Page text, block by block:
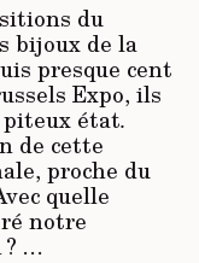
du
bijoux de la
presque cent
Expo, ils
piteux état.
de cette
proche du
quelle
notre
…